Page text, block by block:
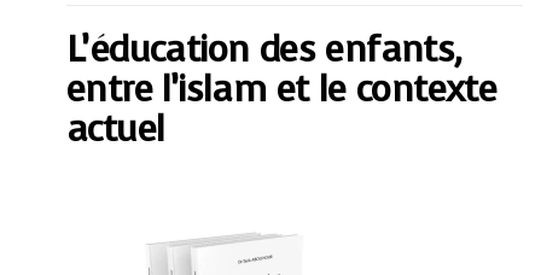
et
le
contexte
actuel
quantity
L’éducation des enfants,
entre l’islam et le contexte
actuel